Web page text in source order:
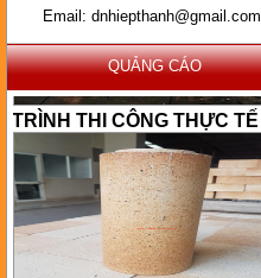
Email: dnhiepthanh@gmail.com
QUẢNG CÁO
TRÌNH THI CÔNG THỰC TẾ